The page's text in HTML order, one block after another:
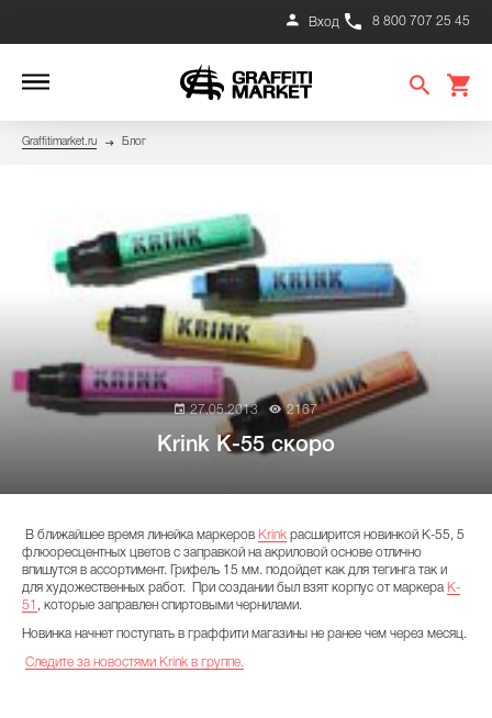
8 800 707 25 45
Вход
Graffitimarket.ru Блог
27.05.2013 2167
Krink K-55 скоро
В ближайшее время линейка маркеров Krink расширится новинкой K-55, 5
флюоресцентных цветов с заправкой на акриловой основе отлично
впишутся в ассортимент. Грифель 15 мм. подойдет как для тегинга так и
для художественных работ. При создании был взят корпус от маркера K-
51 , которые заправлен спиртовыми чернилами.
Новинка начнет поступать в граффити магазины не ранее чем через месяц.
Следите за новостями Krink в группе.